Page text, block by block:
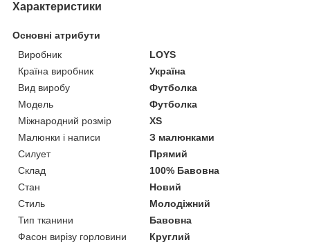
Характеристики
Основні атрибути
Виробник
LOYS
Країна виробник
Україна
Вид виробу
Футболка
Модель
Футболка
Міжнародний розмір
XS
Малюнки і написи
З малюнками
Силует
Прямий
Склад
100% Бавовна
Стан
Новий
Стиль
Молодіжний
Тип тканини
Бавовна
Фасон вирізу горловини
Круглий